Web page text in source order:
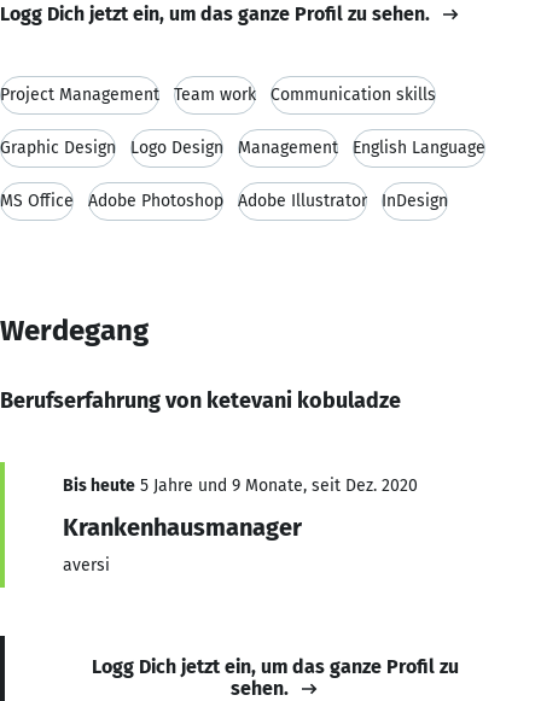
Logg Dich jetzt ein, um das ganze Profil zu sehen.
Project Management Team work Communication skills
Graphic Design Logo Design Management English Language
MS Office Adobe Photoshop Adobe Illustrator InDesign
Werdegang
Berufserfahrung von ketevani kobuladze
Bis heute 5 Jahre und 9 Monate, seit Dez. 2020
Krankenhausmanager
aversi
Logg Dich jetzt ein, um das ganze Profil zu
sehen.